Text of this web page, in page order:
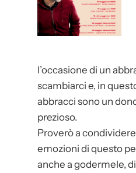
l’occasione di un
scambiarci e, in
abbracci sono un
prezioso.
Proverò a
emozioni di questo
anche a godermele,